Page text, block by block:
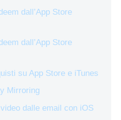
dall’App Store
dall’App Store
su App Store e iTunes
Mirroring
dalle email con iOS